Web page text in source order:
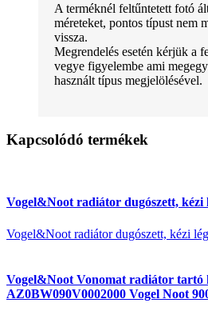
A terméknél feltűntetett fotó
méreteket, pontos típust nem
vissza.
Megrendelés esetén kérjük a
vegye figyelembe ami
használt típus megjelölésével.
Kapcsolódó termékek
Vogel&Noot radiátor dugószett, kézi
Vogel&Noot radiátor dugószett, kézi
Vogel&Noot Vonomat radiátor tartó
AZ0BW090V0002000 Vogel Noot